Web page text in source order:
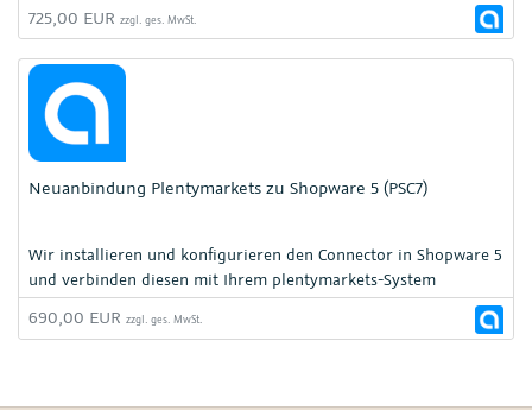
725,00 EUR zzgl. ges. MwSt.
Neuanbindung Plentymarkets zu Shopware 5 (PSC7)
Wir installieren und konfigurieren den Connector in Shopware 5
und verbinden diesen mit Ihrem plentymarkets-System
690,00 EUR zzgl. ges. MwSt.